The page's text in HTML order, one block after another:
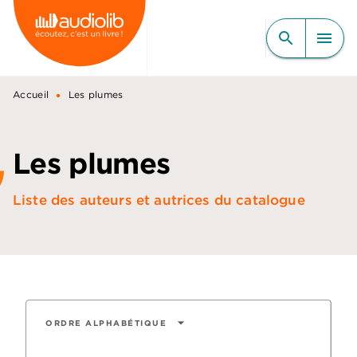
MENU RECHERCHE
CONTENU
PIED DE PAGE
search menu
Accueil • Les plumes
Les plumes
Liste des auteurs et autrices du catalogue
ORDRE ALPHABÉTIQUE arrow_drop_down